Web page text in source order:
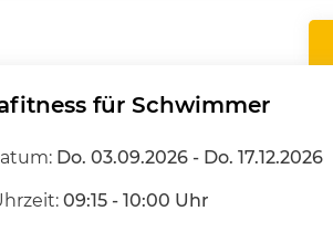
für Schwimmer
Do. 03.09.2026 - Do. 17.12.2026
09:15 - 10:00 Uhr